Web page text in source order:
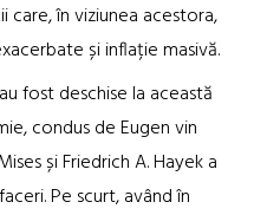
care, în viziunea acestora,
și inflație masivă.
fost deschise la această
condus de Eugen vin
și Friedrich A. Hayek a
Pe scurt, având în